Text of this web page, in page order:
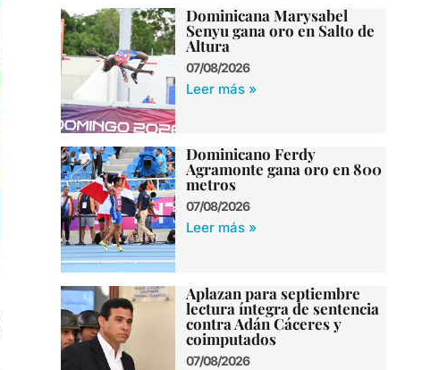
Dominicana Marysabel
Senyu gana oro en Salto de
Altura
07/08/2026
Leer más »
Dominicano Ferdy
Agramonte gana oro en 800
metros
07/08/2026
Leer más »
Aplazan para septiembre
lectura íntegra de sentencia
contra Adán Cáceres y
coimputados
07/08/2026